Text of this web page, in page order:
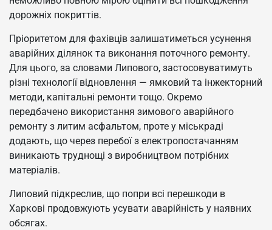
дорожніх покриттів.
Пріоритетом для фахівців залишатиметься усунення
аварійних ділянок та виконання поточного ремонту.
Для цього, за словами Липового, застосовуватимуть
різні технології відновлення — ямковий та інжекторний
методи, капітальні ремонти тощо. Окремо
передбачено використання зимового аварійного
ремонту з литим асфальтом, проте у міськраді
додають, що через перебої з електропостачанням
виникають труднощі з виробництвом потрібних
матеріалів.
Липовий підкреслив, що попри всі перешкоди в
Харкові продовжують усувати аварійність у наявних
обсягах.